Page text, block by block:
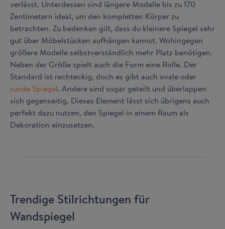
verlässt. Unterdessen sind längere Modelle bis zu 170
Zentimetern ideal, um den kompletten Körper zu
betrachten. Zu bedenken gilt, dass du kleinere Spiegel sehr
gut über Möbelstücken aufhängen kannst. Wohingegen
größere Modelle selbstverständlich mehr Platz benötigen.
Neben der Größe spielt auch die Form eine Rolle. Der
Standard ist rechteckig, doch es gibt auch ovale oder
runde Spiegel. Andere sind sogar geteilt und überlappen
sich gegenseitig. Dieses Element lässt sich übrigens auch
perfekt dazu nutzen, den Spiegel in einem Raum als
Dekoration einzusetzen.
Trendige Stilrichtungen für
Wandspiegel